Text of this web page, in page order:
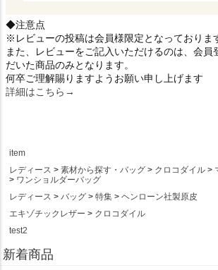
◆注意点
※レビューの投稿は会員様限定となっておりま
また、レビューをご記入いただけるのは、会員
だいた商品のみとなります。
何卒ご理解賜りますようお願い申し上げます
詳細はこちら→
item
レディース
素材から探す・バッグ クロコダイル
ワンショルダーバッグ
レディース
バッグ 特集
ヘンローン社製原皮
エキゾチックレザー
クロコダイル
test2
新着商品